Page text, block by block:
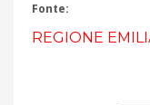
Fonte:
REGIONE